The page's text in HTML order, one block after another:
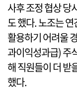
사후 조정 협상 당
도 했다. 노조는
활용하기 어려울
과이익성과급) 주
해 직원들이 더 받
했다.